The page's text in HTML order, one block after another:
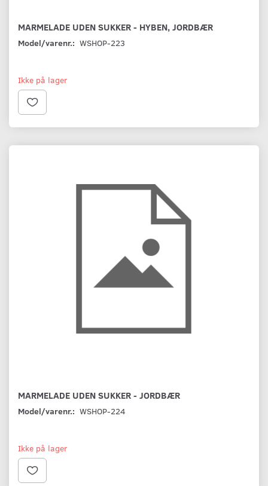
MARMELADE UDEN SUKKER - HYBEN, JORDBÆR
Model/varenr.: WSHOP-223
Ikke på lager
MARMELADE UDEN SUKKER - JORDBÆR
Model/varenr.: WSHOP-224
Ikke på lager